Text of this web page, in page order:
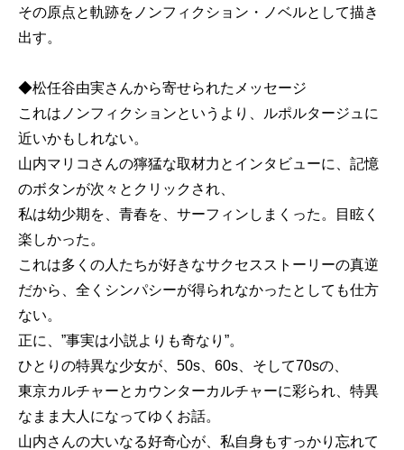
その原点と軌跡をノンフィクション・ノベルとして描き
出す。
◆松任谷由実さんから寄せられたメッセージ
これはノンフィクションというより、ルポルタージュに
近いかもしれない。
山内マリコさんの獰猛な取材力とインタビューに、記憶
のボタンが次々とクリックされ、
私は幼少期を、青春を、サーフィンしまくった。目眩く
楽しかった。
これは多くの人たちが好きなサクセスストーリーの真逆
だから、全くシンパシーが得られなかったとしても仕方
ない。
正に、”事実は小説よりも奇なり”。
ひとりの特異な少女が、50s、60s、そして70sの、
東京カルチャーとカウンターカルチャーに彩られ、特異
なまま大人になってゆくお話。
山内さんの大いなる好奇心が、私自身もすっかり忘れて